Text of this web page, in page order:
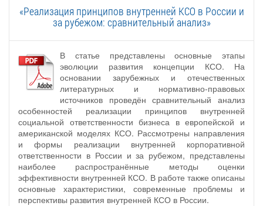
«Реализация принципов внутренней КСО в России и
за рубежом: сравнительный анализ»
В статье представлены основные этапы
эволюции развития концепции КСО. На
основании зарубежных и отечественных
литературных и нормативно-правовых
источников проведён сравнительный анализ
особенностей реализации принципов внутренней
социальной ответственности бизнеса в европейской и
американской моделях КСО. Рассмотрены направления
и формы реализации внутренней корпоративной
ответственности в России и за рубежом, представлены
наиболее распространённые методы оценки
эффективности внутренней КСО. В работе также описаны
основные характеристики, современные проблемы и
перспективы развития внутренней КСО в России.